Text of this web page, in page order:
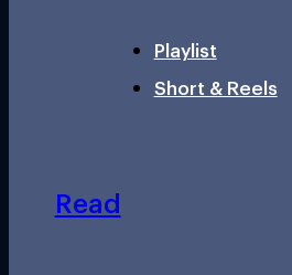
Playlist
Short & Reels
Read